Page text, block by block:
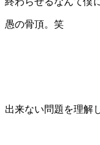
愚の骨頂。笑
出来ない問題を理解